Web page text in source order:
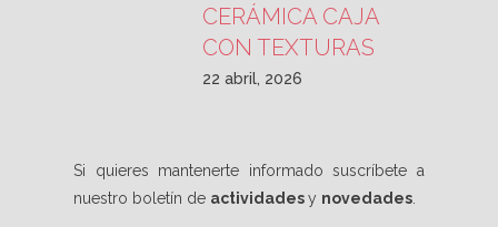
CERÁMICA CAJA
CON TEXTURAS
22 abril, 2026
Si quieres mantenerte informado suscríbete a
nuestro boletín de actividadesy novedades